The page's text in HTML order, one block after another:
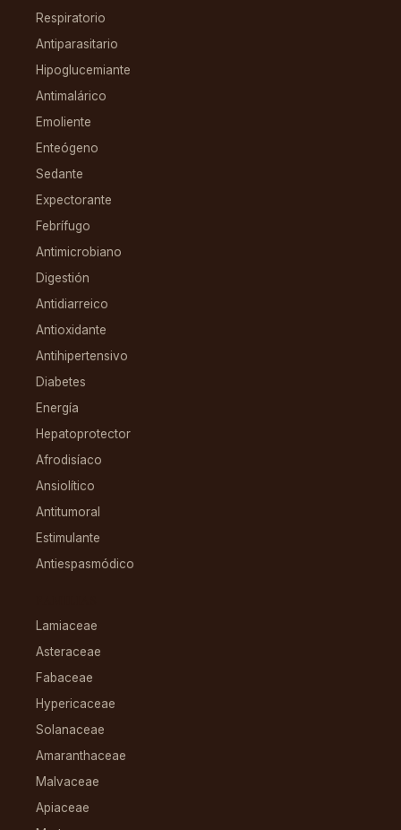
Respiratorio
Antiparasitario
Hipoglucemiante
Antimalárico
Emoliente
Enteógeno
Sedante
Expectorante
Febrífugo
Antimicrobiano
Digestión
Antidiarreico
Antioxidante
Antihipertensivo
Diabetes
Energía
Hepatoprotector
Afrodisíaco
Ansiolítico
Antitumoral
Estimulante
Antiespasmódico
Lamiaceae
Asteraceae
Fabaceae
Hypericaceae
Solanaceae
Amaranthaceae
Malvaceae
Apiaceae